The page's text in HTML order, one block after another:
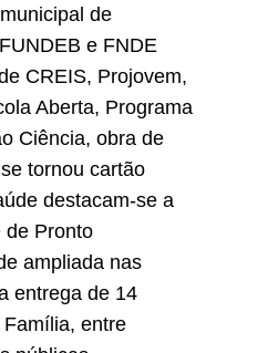
de
e FNDE
CREIS, Projovem,
Aberta, Programa
Ciência, obra de
tornou cartão
destacam-se a
de Pronto
ampliada nas
entrega de 14
entre